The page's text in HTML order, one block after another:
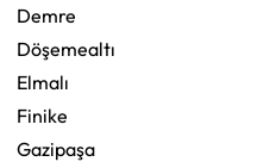
Demre
Döşemealtı
Elmalı
Finike
Gazipaşa